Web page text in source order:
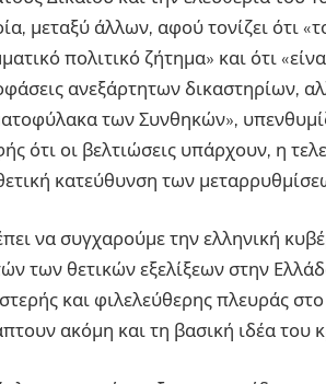
μεταξύ άλλων, αφού τονίζει ότι
πολιτικό ζήτημα» και ότι
ανεξάρτητων δικαστηρίων,
των Συνθηκών»,
ότι οι βελτιώσεις υπάρχουν, η
κατεύθυνση των
να συγχαρούμε την ελληνική
των θετικών εξελίξεων στην
και φιλελεύθερης πλευράς
ακόμη και τη βασική ιδέα του